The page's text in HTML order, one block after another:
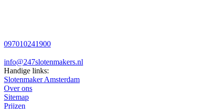
097010241900
info@247slotenmakers.nl
Handige links:
Slotenmaker Amsterdam
Over ons
Sitemap
Prijzen